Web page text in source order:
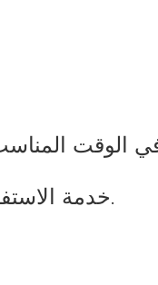
3 خدمة الاستفسار - سيتم توفير ورقة بيانات المنتج التفصيلية وقائمة الأسعار والصورة والشهادة.